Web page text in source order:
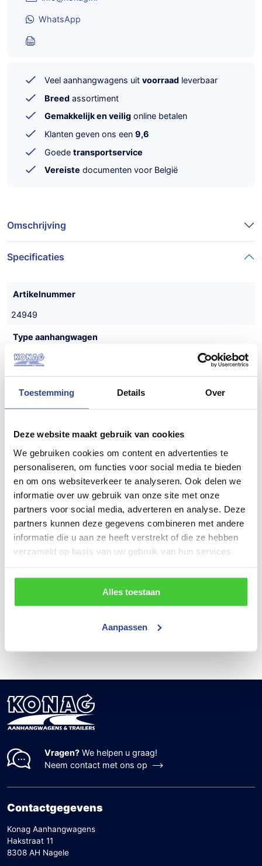
Toestemming Details Over
Deze website maakt gebruik van cookies
We gebruiken cookies om content en advertenties te
personaliseren, om functies voor social media te bieden
en om ons websiteverkeer te analyseren. Ook delen we
informatie over uw gebruik van onze site met onze
partners voor social media, adverteren en analyse. Deze
partners kunnen deze gegevens combineren met andere
informatie die u aan ze heeft verstrekt of die ze hebben
verzameld op basis van uw gebruik van hun services.
Alles toestaan
Aanpassen
WhatsApp
Veel aanhangwagens uit voorraad leverbaar
Breed assortiment
Gemakkelijk en veilig online betalen
Klanten geven ons een 9,6
Goede transportservice
Vereiste documenten voor België
Omschrijving
Specificaties
Artikelnummer
24949
Type aanhangwagen
Autotransporter
455x205 cm (LxBxH)
Draagvermogen (bruto)
2850 kg
Draagvermogen (netto)
2040 kg
Aantal assen
Vragen? We helpen u graag!
Neem contact met ons op
Contactgegevens
Konag Aanhangwagens
Hakstraat 11
8308 AH Nagele